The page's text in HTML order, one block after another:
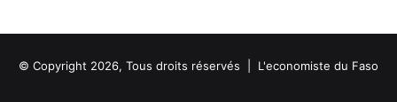
© Copyright 2026, Tous droits réservés | L'economiste du Faso